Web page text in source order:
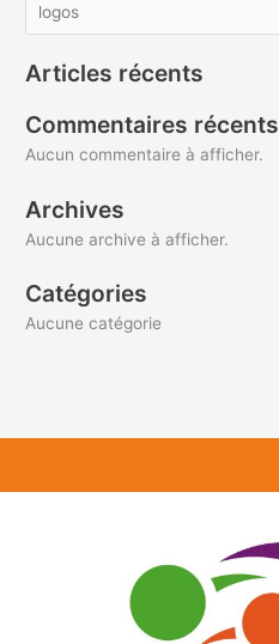
Articles récents
Commentaires récents
Aucun commentaire à afficher.
Archives
Aucune archive à afficher.
Catégories
Aucune catégorie